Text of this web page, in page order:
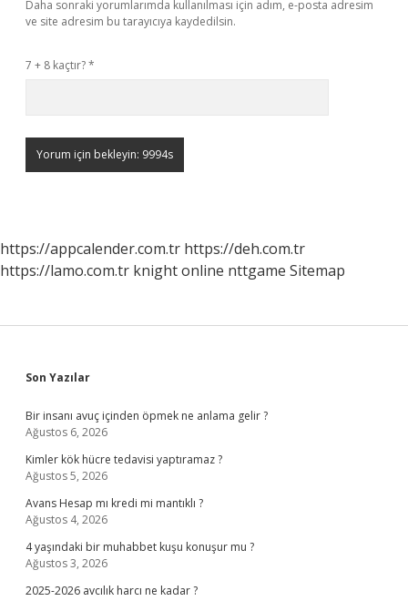
Daha sonraki yorumlarımda kullanılması için adım, e-posta adresim
ve site adresim bu tarayıcıya kaydedilsin.
7 + 8 kaçtır?*
https://appcalender.com.tr https://deh.com.tr
https://lamo.com.tr knight online nttgame Sitemap
Sidebar
Son Yazılar
Bir insanı avuç içinden öpmek ne anlama gelir ?
Ağustos 6, 2026
Kimler kök hücre tedavisi yaptıramaz ?
Ağustos 5, 2026
Avans Hesap mı kredi mi mantıklı ?
Ağustos 4, 2026
4 yaşındaki bir muhabbet kuşu konuşur mu ?
Ağustos 3, 2026
2025-2026 avcılık harcı ne kadar ?